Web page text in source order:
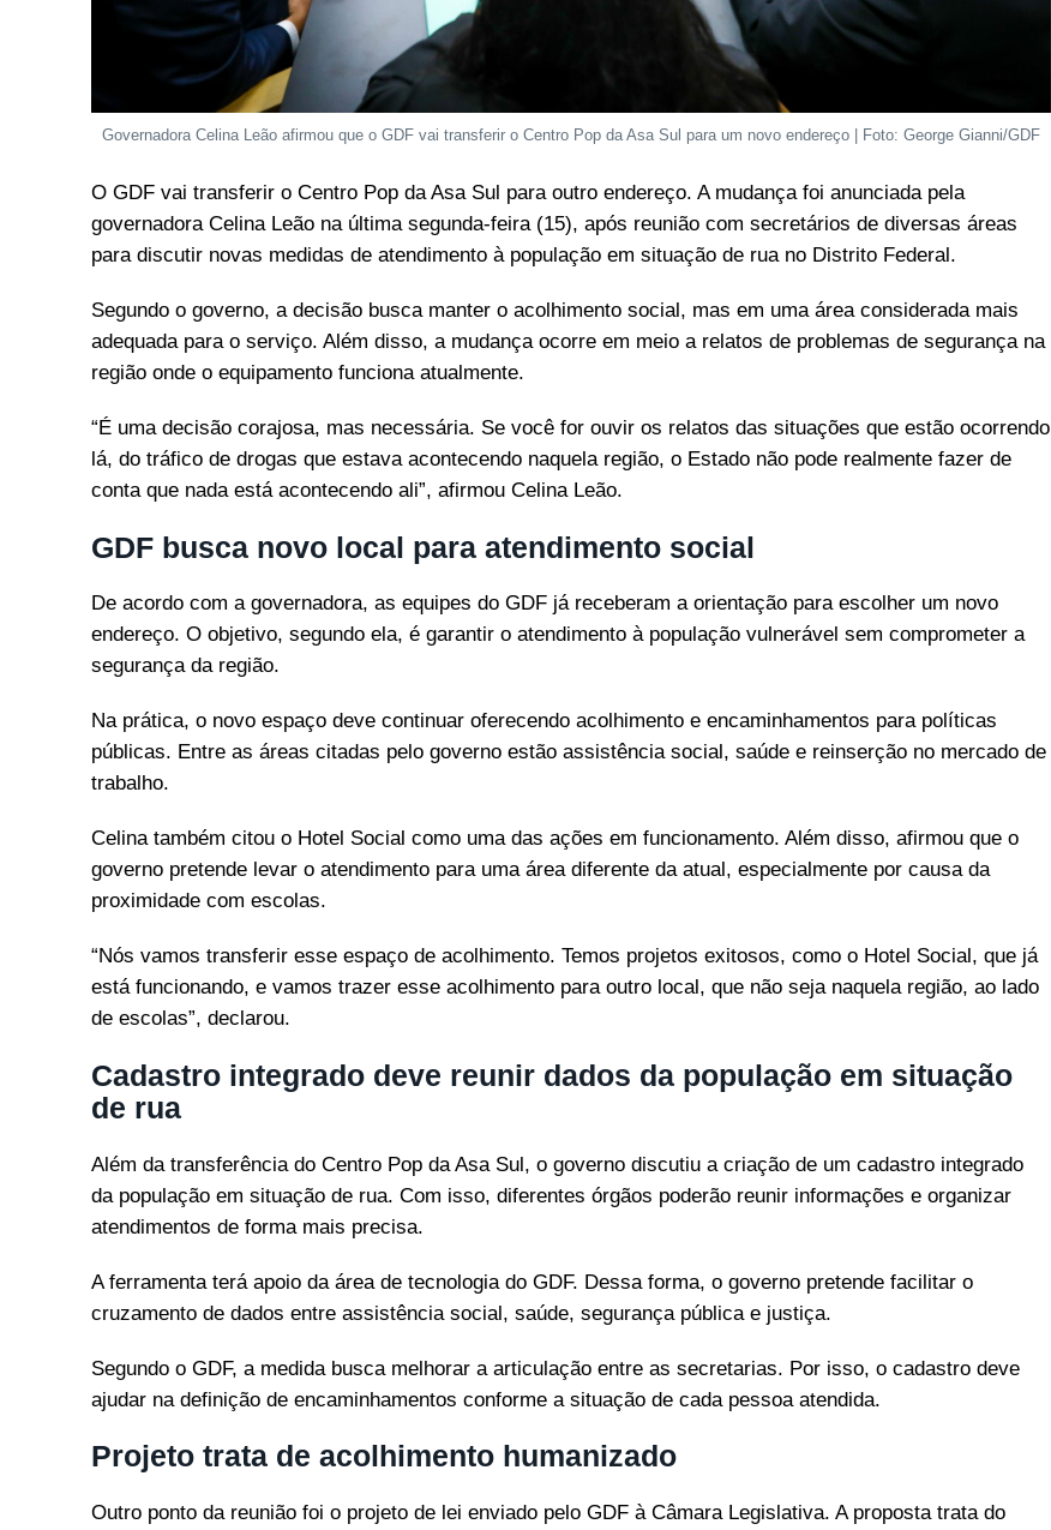
Governadora Celina Leão afirmou que o GDF vai transferir o Centro Pop da Asa Sul para um novo endereço | Foto: George Gianni/GDF
O GDF vai transferir o Centro Pop da Asa Sul para outro endereço. A mudança foi anunciada pela
governadora Celina Leão na última segunda-feira (15), após reunião com secretários de diversas áreas
para discutir novas medidas de atendimento à população em situação de rua no Distrito Federal.
Segundo o governo, a decisão busca manter o acolhimento social, mas em uma área considerada mais
adequada para o serviço. Além disso, a mudança ocorre em meio a relatos de problemas de segurança na
região onde o equipamento funciona atualmente.
“É uma decisão corajosa, mas necessária. Se você for ouvir os relatos das situações que estão ocorrendo
lá, do tráfico de drogas que estava acontecendo naquela região, o Estado não pode realmente fazer de
conta que nada está acontecendo ali”, afirmou Celina Leão.
GDF busca novo local para atendimento social
De acordo com a governadora, as equipes do GDF já receberam a orientação para escolher um novo
endereço. O objetivo, segundo ela, é garantir o atendimento à população vulnerável sem comprometer a
segurança da região.
Na prática, o novo espaço deve continuar oferecendo acolhimento e encaminhamentos para políticas
públicas. Entre as áreas citadas pelo governo estão assistência social, saúde e reinserção no mercado de
trabalho.
Celina também citou o Hotel Social como uma das ações em funcionamento. Além disso, afirmou que o
governo pretende levar o atendimento para uma área diferente da atual, especialmente por causa da
proximidade com escolas.
“Nós vamos transferir esse espaço de acolhimento. Temos projetos exitosos, como o Hotel Social, que já
está funcionando, e vamos trazer esse acolhimento para outro local, que não seja naquela região, ao lado
de escolas”, declarou.
Cadastro integrado deve reunir dados da população em situação
de rua
Além da transferência do Centro Pop da Asa Sul, o governo discutiu a criação de um cadastro integrado
da população em situação de rua. Com isso, diferentes órgãos poderão reunir informações e organizar
atendimentos de forma mais precisa.
A ferramenta terá apoio da área de tecnologia do GDF. Dessa forma, o governo pretende facilitar o
cruzamento de dados entre assistência social, saúde, segurança pública e justiça.
Segundo o GDF, a medida busca melhorar a articulação entre as secretarias. Por isso, o cadastro deve
ajudar na definição de encaminhamentos conforme a situação de cada pessoa atendida.
Projeto trata de acolhimento humanizado
Outro ponto da reunião foi o projeto de lei enviado pelo GDF à Câmara Legislativa. A proposta trata do